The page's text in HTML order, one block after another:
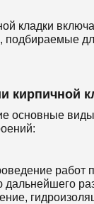
кладки
подбираемые
кирпичной
основные
работ